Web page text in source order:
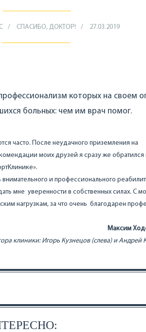
СПАСИБО, ДОКТОР! 27.03.2019
которых на своем
больных: чем им врач помог.
часто. После неудачного приземления на
моих друзей я сразу же обратился
и профессионального
мне уверенности в собственных силах. С
нагрузкам, за что очень благодарен
Максим
клиники: Игорь Кузнецов (слева) и Андрей